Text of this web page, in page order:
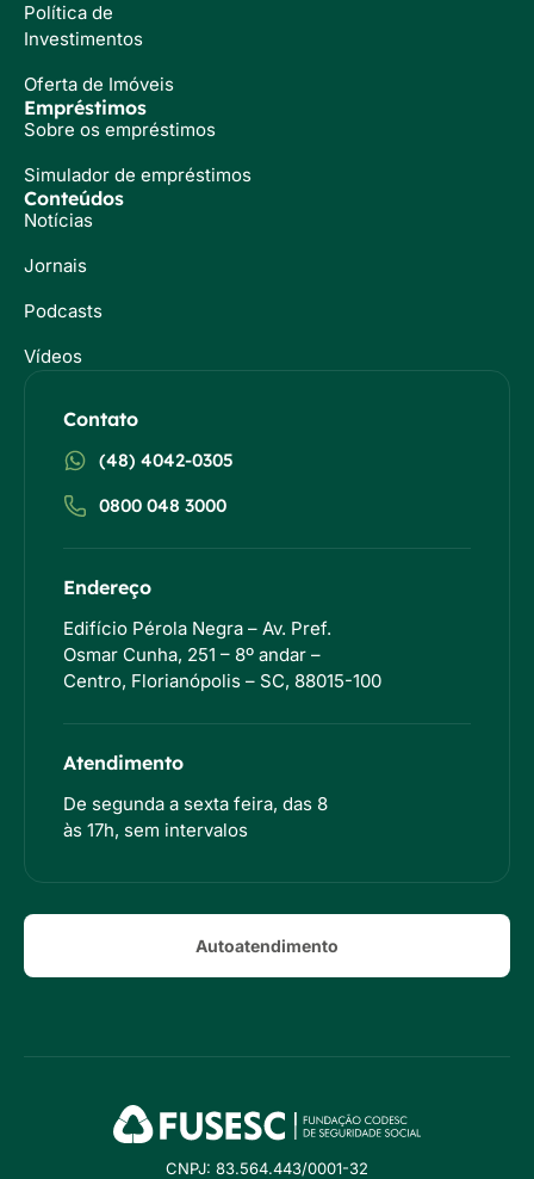
Política de
Investimentos
Oferta de Imóveis
Empréstimos
Sobre os empréstimos
Simulador de empréstimos
Conteúdos
Notícias
Jornais
Podcasts
Vídeos
Contato
(48) 4042-0305
0800 048 3000
Endereço
Edifício Pérola Negra – Av. Pref.
Osmar Cunha, 251 – 8º andar –
Centro, Florianópolis – SC, 88015-100
Atendimento
De segunda a sexta feira, das 8
às 17h, sem intervalos
Autoatendimento
CNPJ: 83.564.443/0001-32